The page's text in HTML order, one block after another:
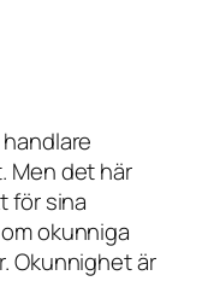
Men det här
för sina
okunniga
Okunnighet är